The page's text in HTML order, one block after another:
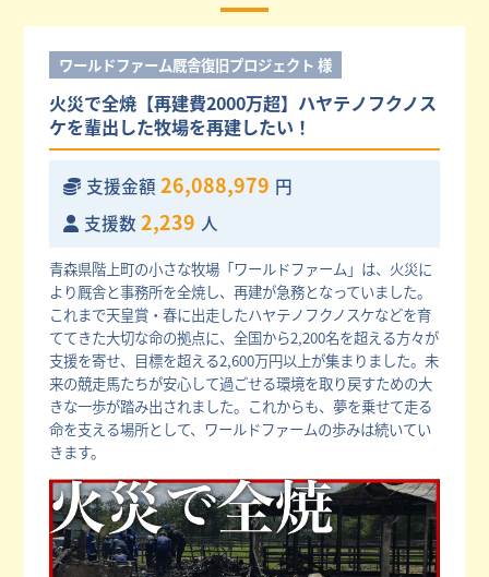
ワールドファーム厩舎復旧プロジェクト 様
火災で全焼【再建費2000万超】ハヤテノフクノス
ケを輩出した牧場を再建したい！
支援金額 26,088,979 円
支援数 2,239 人
青森県階上町の小さな牧場「ワールドファーム」は、火災に
より厩舎と事務所を全焼し、再建が急務となっていました。
これまで天皇賞・春に出走したハヤテノフクノスケなどを育
ててきた大切な命の拠点に、全国から2,200名を超える方々が
支援を寄せ、目標を超える2,600万円以上が集まりました。未
来の競走馬たちが安心して過ごせる環境を取り戻すための大
きな一歩が踏み出されました。これからも、夢を乗せて走る
命を支える場所として、ワールドファームの歩みは続いてい
きます。